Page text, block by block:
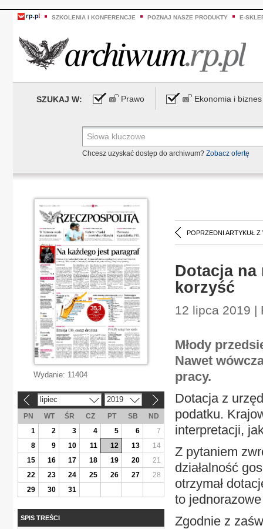
SZKOLENIA I KONFERENCJE POZNAJ NASZE PRODUKTY E-
SZUKAJ W: Prawo Ekonomia i biznes
Chcesz uzyskać dostęp do archiwum? Zobacz ofertę
POPRZEDNI ARTYKUŁ Z
Dotacja
korzyść
12 lipca 2019 |
Młody
Nawet
pracy.
Dotacja z
podatku.
interpretacji,
Z pytaniem
działalność
otrzymał
to
Zgodnie z
Wydanie: 11404
lipiec 2019
PN WT ŚR CZ PT SB
ND
1
2 3 4 5 6
7
8
9 10 11 12 13
14
15
16 17 18 19 20
21
22
23 24 25 26 27
28
29
30 31
SPIS TREŚCI